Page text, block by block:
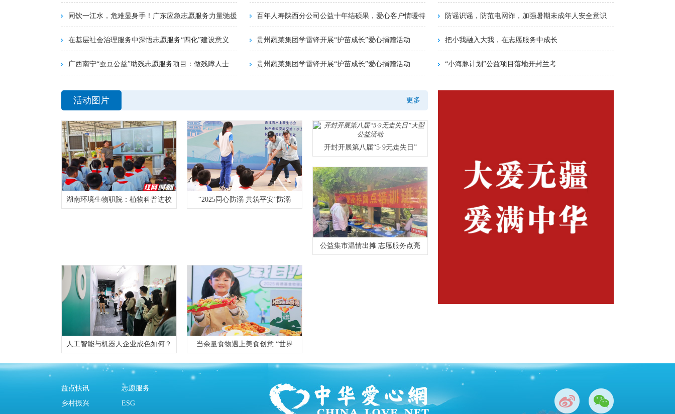
同饮一江水，危难显身手！广东应急志愿服务力量驰援
在基层社会治理服务中深悟志愿服务“四化”建设意义
广西南宁“蚕豆公益”助残志愿服务项目：做残障人士
百年人寿陕西分公司公益十年结硕果，爱心客户情暖特
贵州蔬菜集团学雷锋开展“护苗成长”爱心捐赠活动
贵州蔬菜集团学雷锋开展“护苗成长”爱心捐赠活动
防谣识谣，防范电网诈，加强暑期未成年人安全意识
把小我融入大我，在志愿服务中成长
“小海豚计划”公益项目落地开封兰考
活动图片 更多
湖南环境生物职院：植物科普进校 “2025同心防溺 共筑平安”防溺
开封开展第八届“5·9无走失日”
公益集市温情出摊 志愿服务点亮
人工智能与机器人企业成色如何？ 当余量食物遇上美食创意 “世界
益点快讯
志愿服务
乡村振兴
ESG